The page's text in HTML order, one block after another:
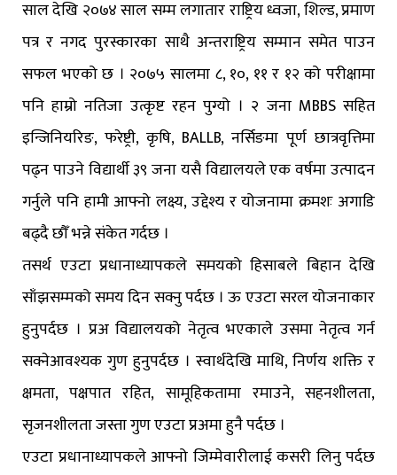
साल देखि २०७४ साल सम्म लगातार राष्ट्रिय ध्वजा, शिल्ड, प्रमाण
पत्र र नगद पुरस्कारका साथै अन्तराष्ट्रिय सम्मान समेत पाउन
सफल भएको छ । २०७५ सालमा ८, १०, ११ र १२ को परीक्षामा
पनि हाम्रो नतिजा उत्कृष्ट रहन पुग्यो । २ जना MBBS सहित
इन्जिनियरिङ, फरेष्ट्री, कृषि, BALLB, नर्सिङमा पूर्ण छात्रवृत्तिमा
पढ्न पाउने विद्यार्थी ३९ जना यसै विद्यालयले एक वर्षमा उत्पादन
गर्नुले पनि हामी आफ्नो लक्ष्य, उद्देश्य र योजनामा क्रमशः अगाडि
बढ्दै छौँ भन्ने संकेत गर्दछ ।
तसर्थ एउटा प्रधानाध्यापकले समयको हिसाबले बिहान देखि
साँझसम्मको समय दिन सक्नु पर्दछ । ऊ एउटा सरल योजनाकार
हुनुपर्दछ । प्रअ विद्यालयको नेतृत्व भएकाले उसमा नेतृत्व गर्न
सक्नेआवश्यक गुण हुनुपर्दछ । स्वार्थदेखि माथि, निर्णय शक्ति र
क्षमता, पक्षपात रहित, सामूहिकतामा रमाउने, सहनशीलता,
सृजनशीलता जस्ता गुण एउटा प्रअमा हुनै पर्दछ ।
एउटा प्रधानाध्यापकले आफ्नो जिम्मेवारीलाई कसरी लिनु पर्दछ